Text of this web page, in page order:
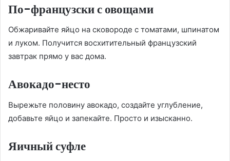
По-французски с овощами
Обжаривайте яйцо на сковороде с томатами, шпинатом
и луком. Получится восхитительный французский
завтрак прямо у вас дома.
Авокадо-несто
Вырежьте половину авокадо, создайте углубление,
добавьте яйцо и запекайте. Просто и изысканно.
Яичный суфле